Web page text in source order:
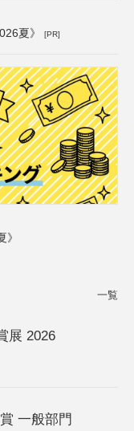
夏》 [PR]
一覧
展 2026
一般部門